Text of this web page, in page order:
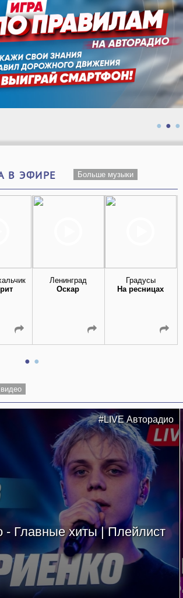
В ЭФИРЕ Больше музыки
Ленинград
Оскар
Градусы
На ресницах
- Главные хиты | Плейлист
#LIVE Авторадио